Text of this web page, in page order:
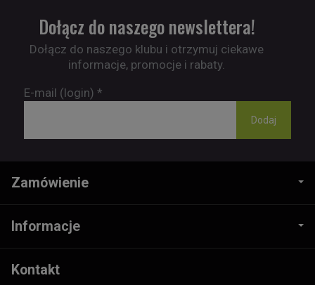
Dołącz do naszego newslettera!
Dołącz do naszego klubu i otrzymuj ciekawe
informacje, promocje i rabaty.
E-mail (login) *
Zamówienie
Informacje
Kontakt